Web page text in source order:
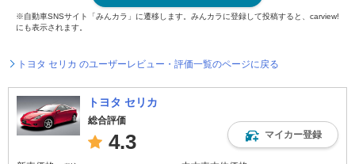
※自動車SNSサイト「みんカラ」に遷移します。みんカラに登録して投稿すると、carview!
にも表示されます。
トヨタ セリカ のユーザーレビュー・評価一覧のページに戻る
トヨタ セリカ
総合評価
4.3 マイカー登録